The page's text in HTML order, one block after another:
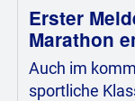
Erster
Marathon
Auch im
sportliche